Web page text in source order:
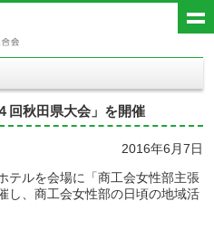
回秋田県大会」を開催
2016年6月7日
ルを会場に「商工会女性部主張
し、商工会女性部の日頃の地域活